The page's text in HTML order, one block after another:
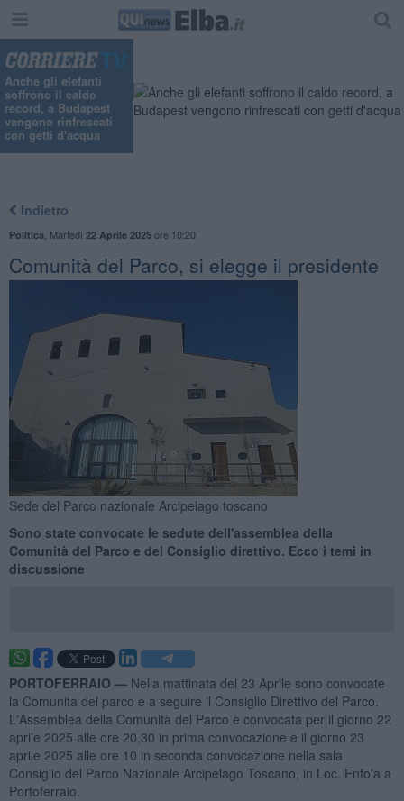
Anche gli elefanti
soffrono il caldo
record, a Budapest
vengono rinfrescati
con getti d'acqua
Indietro
Politica Martedì 22 Aprile 2025ore 10:20
Comunità del Parco, si elegge il presidente
Sede del Parco nazionale Arcipelago toscano
Sono state convocate le sedute dell'assemblea della
Comunità del Parco e del Consiglio direttivo. Ecco i temi in
discussione
PORTOFERRAIO — Nella mattinata del 23 Aprile sono convocate
la Comunita del parco e a seguire il Consiglio Direttivo del Parco.
L'Assemblea della Comunità del Parco è convocata per il giorno 22
aprile 2025 alle ore 20,30 in prima convocazione e il giorno 23
aprile 2025 alle ore 10 in seconda convocazione nella sala
Consiglio del Parco Nazionale Arcipelago Toscano, in Loc. Enfola a
Portoferraio.